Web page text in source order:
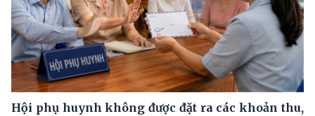
Hội phụ huynh không được đặt ra các khoản thu,